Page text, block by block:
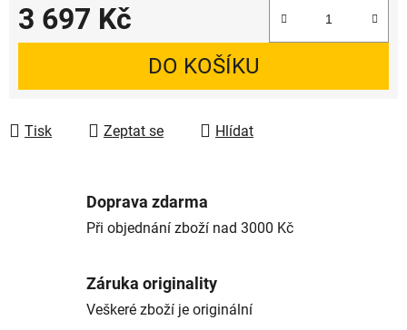
3 697 Kč
Měrná cena:
DO KOŠÍKU
Tisk Zeptat se Hlídat
Doprava zdarma
Při objednání zboží nad 3000 Kč
Záruka originality
Veškeré zboží je originální